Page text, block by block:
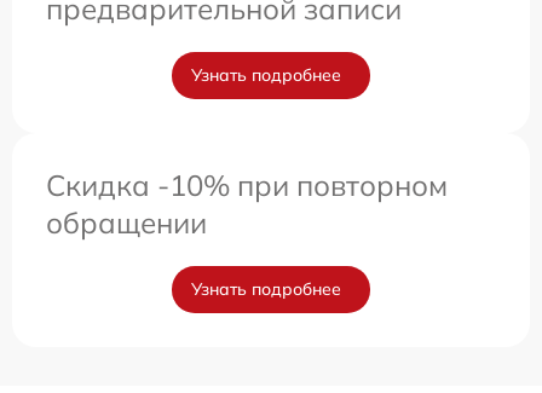
предварительной записи
Узнать подробнее
Скидка -10% при повторном
обращении
Узнать подробнее